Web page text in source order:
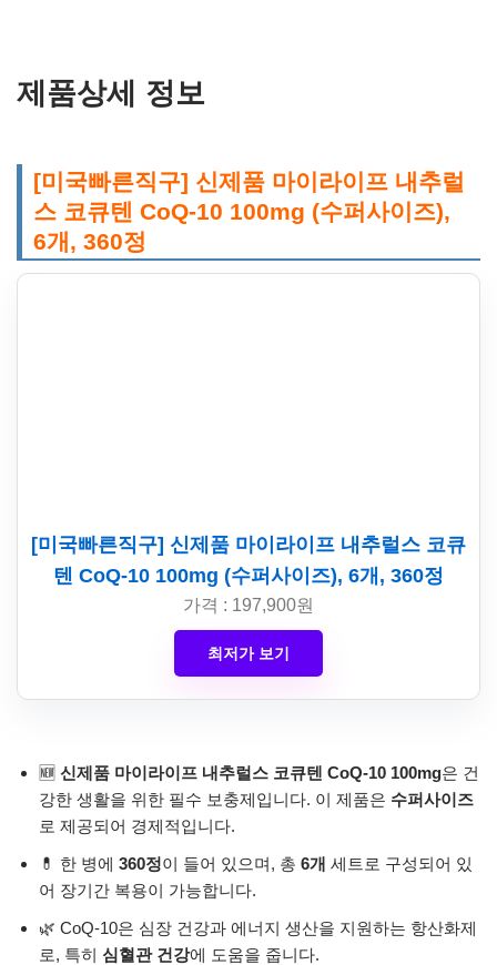
제품상세 정보
[미국빠른직구] 신제품 마이라이프 내추럴
스 코큐텐 CoQ-10 100mg (수퍼사이즈),
6개, 360정
[미국빠른직구] 신제품 마이라이프 내추럴스 코큐
텐 CoQ-10 100mg (수퍼사이즈), 6개, 360정
가격 : 197,900원
최저가 보기
🆕 신제품 마이라이프 내추럴스 코큐텐 CoQ-10 100mg은 건
강한 생활을 위한 필수 보충제입니다. 이 제품은 수퍼사이즈
로 제공되어 경제적입니다.
💊 한 병에 360정이 들어 있으며, 총 6개 세트로 구성되어 있
어 장기간 복용이 가능합니다.
🌿 CoQ-10은 심장 건강과 에너지 생산을 지원하는 항산화제
로, 특히 심혈관 건강에 도움을 줍니다.